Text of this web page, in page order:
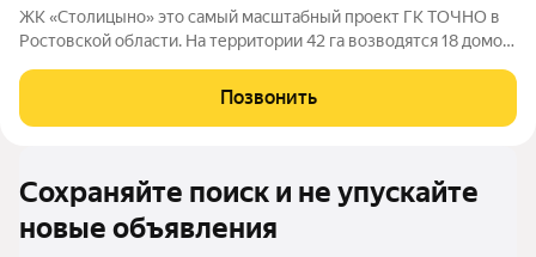
ЖК «Столицыно» это самый масштабный проект ГК ТОЧНО в
Ростовской области. На территории 42 га возводятся 18 домов
на 600 мест, медицинский центр, парк 8,4 га и фитнес-центр с
бассейном.
Позвонить
Сохраняйте поиск и не упускайте
новые объявления